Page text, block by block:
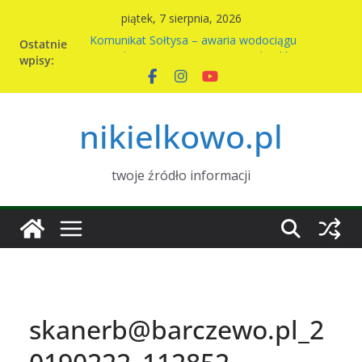
treści
piątek, 7 sierpnia, 2026
Ostatnie
wpisy:
Komunikat Sołtysa – awaria wodociągu
Nikielkowie na 2026r
Kiermasz ciast na rzecz parafii
Wymiana nasion w Nikielkowie
nikielkowo.pl
twoje źródło informacji
skanerb@barczewo.pl_2